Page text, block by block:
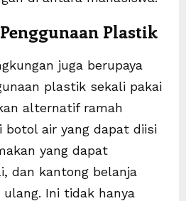
Plastik
juga berupaya
plastik sekali pakai
alternatif ramah
botol air yang dapat diisi
yang dapat
dan kantong belanja
Ini tidak hanya